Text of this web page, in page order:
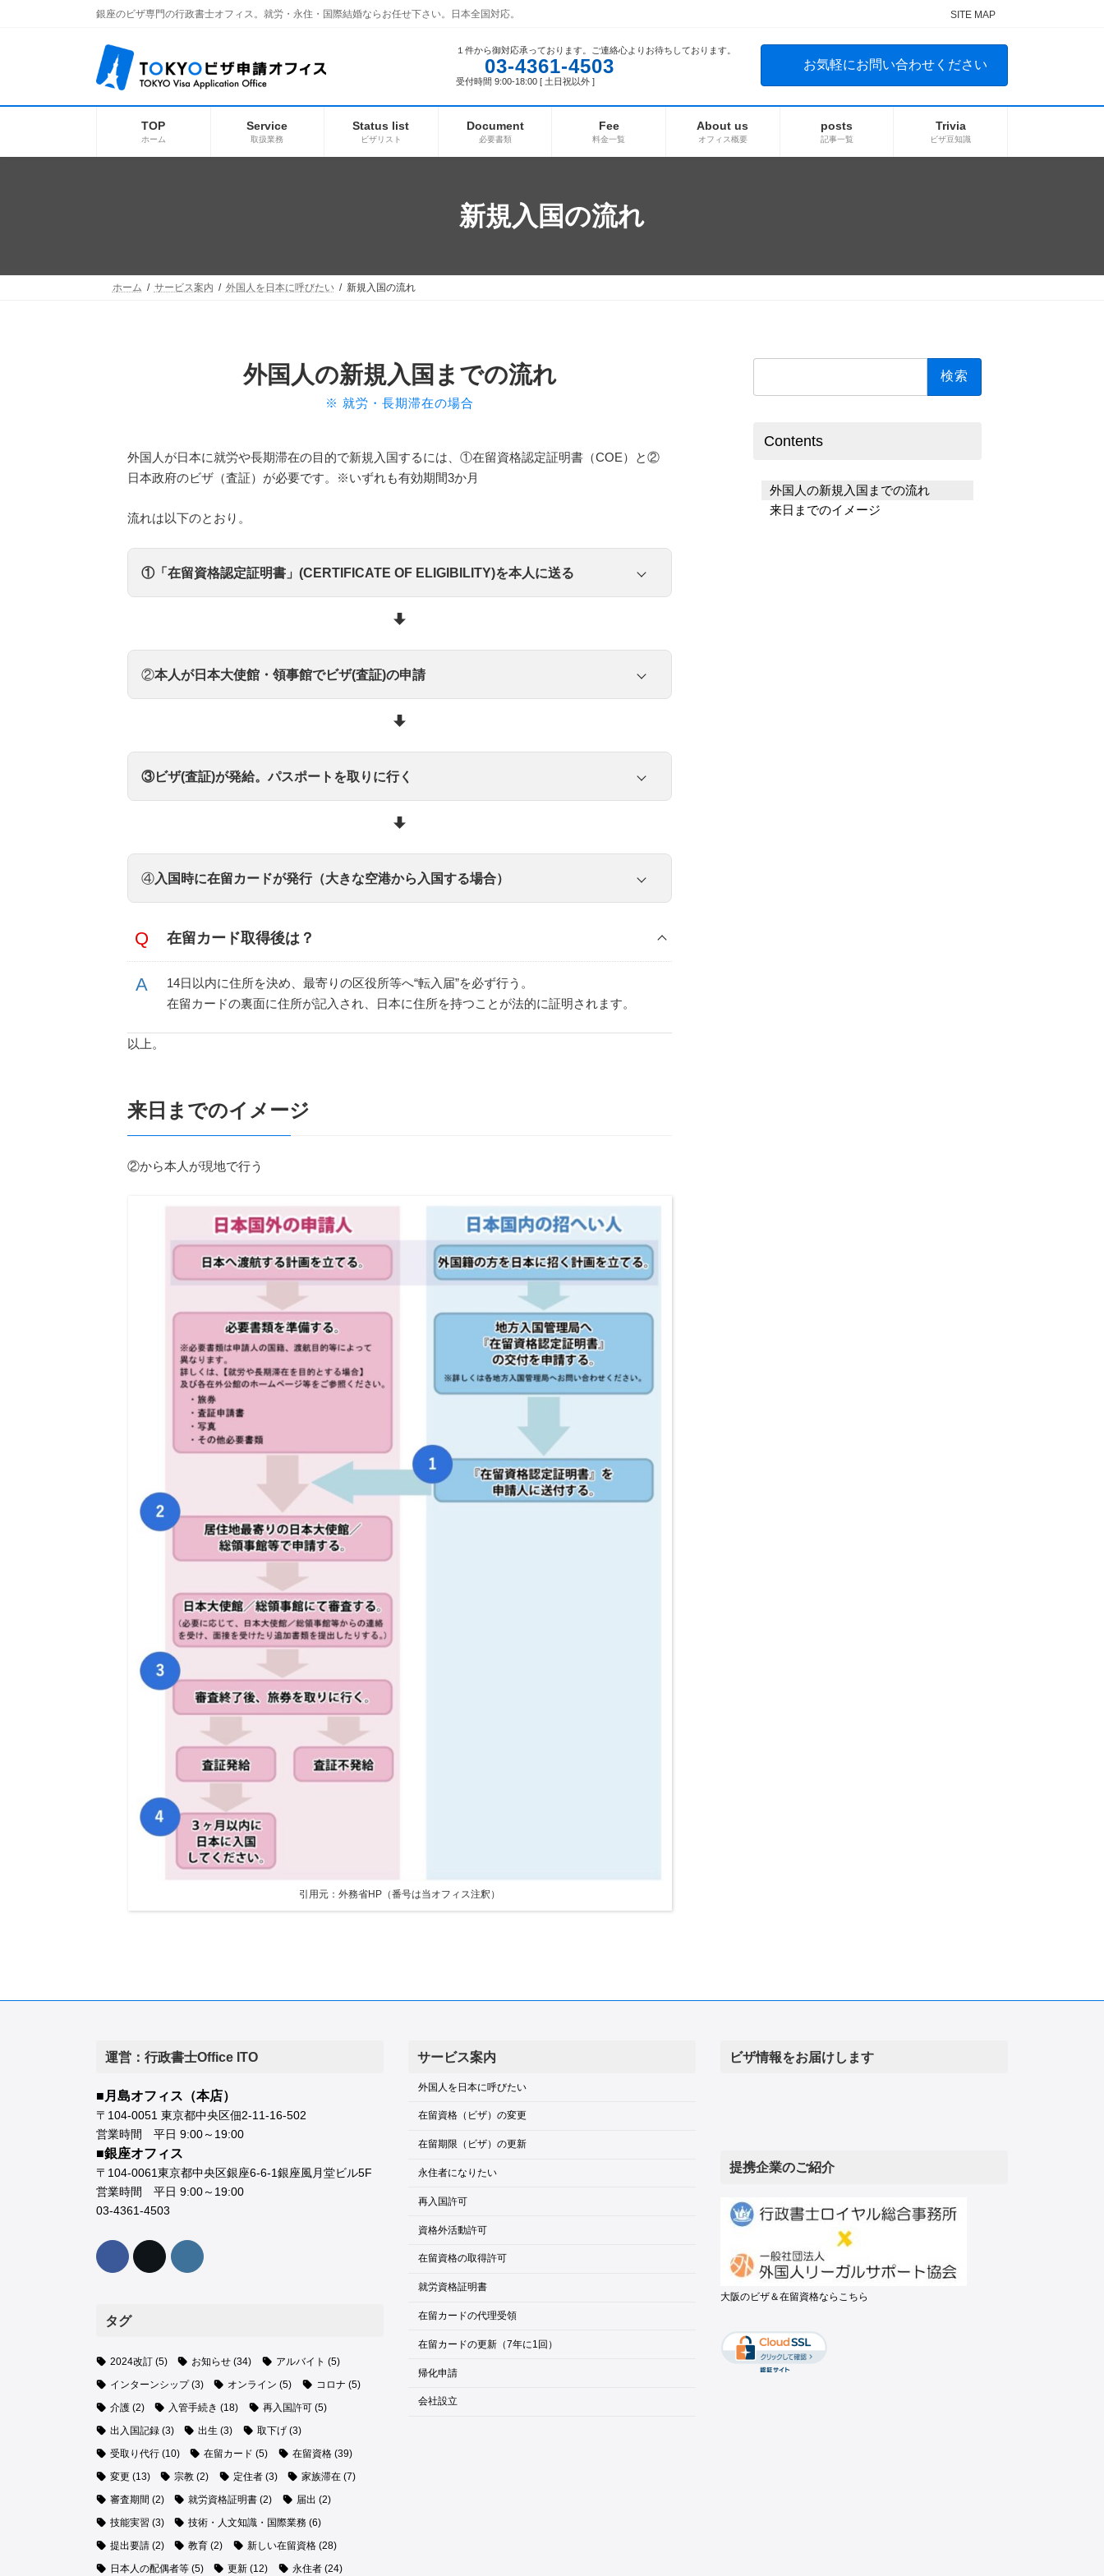
銀座のビザ専門の行政書士オフィス。就労・永住・国際結婚ならお任せ下さい。日本全国対応。 SITE MAP
１件から御対応承っております。ご連絡心よりお待ちしております。
03-4361-4503
受付時間 9:00-18:00 [ 土日祝以外 ]
お気軽にお問い合わせください
TOP
ホーム
Service
取扱業務
Status list
ビザリスト
Document
必要書類
Fee
料金一覧
About us
オフィス概要
posts
記事一覧
Trivia
ビザ豆知識
新規入国の流れ
ホーム サービス案内 外国人を日本に呼びたい 新規入国の流れ
外国人の新規入国までの流れ
※ 就労・長期滞在の場合
外国人が日本に就労や長期滞在の目的で新規入国するには、①在留資格認定証明書（COE）と②
日本政府のビザ（査証）が必要です。※いずれも有効期間3か月
流れは以下のとおり。
①「在留資格認定証明書」(CERTIFICATE OF ELIGIBILITY)を本人に送る
②本人が日本大使館・領事館でビザ(査証)の申請
▼ビザ(査証)に必要な書類（中国籍の場合）
① パスポート
② ビザ申請書
※英語PDF、中国語(簡体字)PDF、中国語(繁体字)PDF、韓国語PDF、スペイ
※ 氏名、パスポート、入国後の滞在先、滞在予定期間、日本における保証人を
※ 縦45mm ×横35mm or 2in x 1.4in
⑤ 戸口簿の写し（中国籍）
※ 国籍、在留資格に応じて変わることがあります。在留資格ごとの詳細はこち
※日本外務省ビザ申請の概要
③ビザ(査証)が発給。パスポートを取りに行く
④⼊国時に在留カードが発⾏（⼤きな空港から⼊国する場合）
在留カード取得後は？
14⽇以内に住所を決め、最寄りの区役所等へ“転⼊届”を必ず行う。
在留カードの裏面に住所が記入され、日本に住所を持つことが法的に証明されます。
以上。
来日までのイメージ
②から本人が現地で行う
引用元：外務省HP（番号は当オフィス注釈）
検
Contents
外国人の新規入国までの流れ
来日までのイメージ
運営：行政書士Office ITO
■月島オフィス（本店）
〒104-0051 東京都中央区佃2-11-16-502
営業時間 平日 9:00～19:00
■銀座オフィス
〒104-0061東京都中央区銀座6-6-1銀座風月堂ビル5F
営業時間 平日 9:00～19:00
03-4361-4503
タグ
2024改訂(5) お知らせ (34) アルバイト (5)
インターンシップ(3) オンライン (5) コロナ (5)
介護(2) 入管手続き (18) 再入国許可(5)
出入国記録(3) 出生 (3) 取下げ(3)
受取り代行(10) 在留カード (5) 在留資格(39)
変更(13) 宗教 (2) 定住者(3) 家族滞在(7)
審査期間 (2) 就労資格証明書 (2) 届出 (2)
技能実習 (3) 技術・人文知識・国際業務 (6)
提出要請(2) 教育 (2) 新しい在留資格(28)
日本人の配偶者等(5) 更新 (12) 永住者(24)
サービス案内
外国人を日本に呼びたい
在留資格（ビザ）の変更
在留期限（ビザ）の更新
永住者になりたい
再入国許可
資格外活動許可
在留資格の取得許可
就労資格証明書
在留カードの代理受領
在留カードの更新（7年に1回）
帰化申請
会社設立
ビザ情報をお届けします
提携企業のご紹介
大阪のビザ＆在留資格ならこちら